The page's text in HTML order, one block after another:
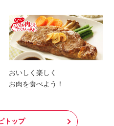
おいしく楽しく
お肉を食べよう！
トップ